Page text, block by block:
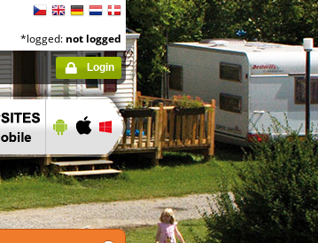
*logged: not logged
Login